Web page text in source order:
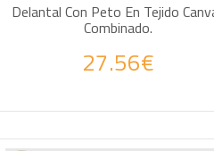
Delantal Con Peto En Tejido
Combinado.
27.56€